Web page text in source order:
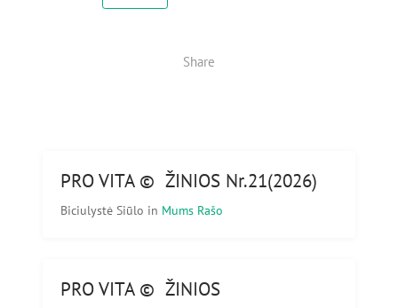
Share
PRO VITA © ŽINIOS Nr.21(2026)
Biciulystė Siūlo in Mums Rašo
PRO VITA © ŽINIOS